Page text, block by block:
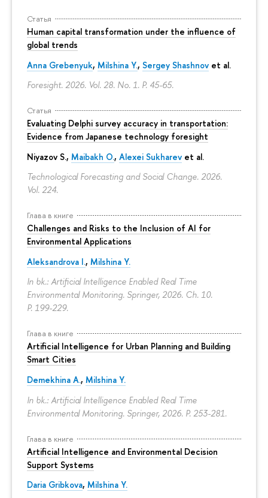
Статья
Human capital transformation under the influence of
global trends
Anna Grebenyuk, Milshina Y., Sergey Shashnov et al.
Foresight. 2026. Vol. 28. No. 1. P. 45-65.
Статья
Evaluating Delphi survey accuracy in transportation:
Evidence from Japanese technology foresight
Niyazov S., Maibakh O., Alexei Sukharev et al.
Technological Forecasting and Social Change. 2026.
Vol. 224.
Глава в книге
Challenges and Risks to the Inclusion of AI for
Environmental Applications
Aleksandrova I., Milshina Y.
In bk.: Artificial Intelligence Enabled Real Time
Environmental Monitoring. Springer, 2026. Ch. 10.
P. 199-229.
Глава в книге
Artificial Intelligence for Urban Planning and Building
Smart Cities
Demekhina A., Milshina Y.
In bk.: Artificial Intelligence Enabled Real Time
Environmental Monitoring. Springer, 2026. P. 253-281.
Глава в книге
Artificial Intelligence and Environmental Decision
Support Systems
Daria Gribkova, Milshina Y.